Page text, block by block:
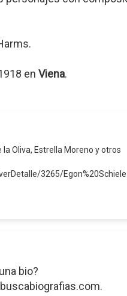
en Viena.
Oliva, Estrella Moreno y otros
3265/Egon%20Schiele
bio?